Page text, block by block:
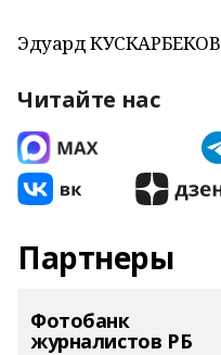
Эдуард КУСКАРБЕКОВ
Читайте нас
Партнеры
Фотобанк
журналистов РБ